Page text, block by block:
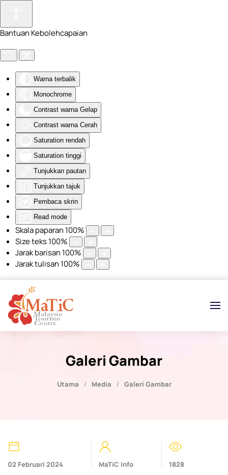
Bantuan Kebolehcapaian
Warna terbalik
Monochrome
Contrast warna Gelap
Contrast warna Cerah
Saturation rendah
Saturation tinggi
Tunjukkan pautan
Tunjukkan tajuk
Pembaca skrin
Read mode
Skala paparan 100%
Size teks100%
Jarak barisan 100%
Jarak tulisan 100%
Skip to main content
Galeri Gambar
Utama Media Galeri Gambar
02 Februari 2024 MaTiC Info 1828